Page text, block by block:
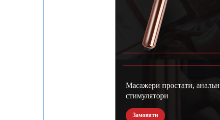
Масажери простати,
стимулятори
Замовити